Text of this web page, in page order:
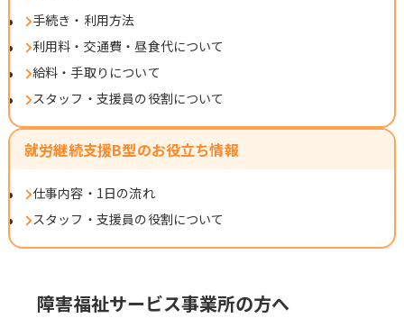
手続き・利用方法
利用料・交通費・昼食代について
給料・手取りについて
スタッフ・支援員の役割について
就労継続支援B型のお役立ち情報
仕事内容・1日の流れ
スタッフ・支援員の役割について
障害福祉サービス事業所の方へ